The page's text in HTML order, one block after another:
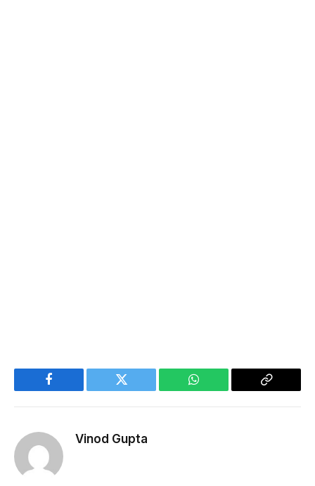
Facebook Twitter WhatsApp
Copy
Vinod Gupta